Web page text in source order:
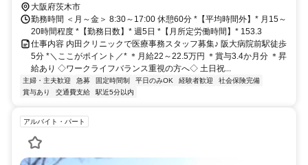
大阪府茨木市
勤務時間 ＜月～金＞ 8:30～17:00 休憩60分 *【平均時間外】* 月15～
20時間程度 *【勤務日数】* 週5日 *【月所定労働時間】* 153.3
仕事内容 内田クリニックで医療事務スタッフ募集♪ 阪大病院前駅徒歩
5分 *＼ここがポイント／* ＊月給22～22.5万円 ＊賞与3.4か月分 ＊昇
給あり ◇ワークライフバランス重視の方へ◇ 土日祝...
主婦・主夫歓迎 急募 固定時間制 平日のみOK 経験者歓迎
社会保険完備
賞与あり
交通費支給 駅近5分以内
アルバイト・パート